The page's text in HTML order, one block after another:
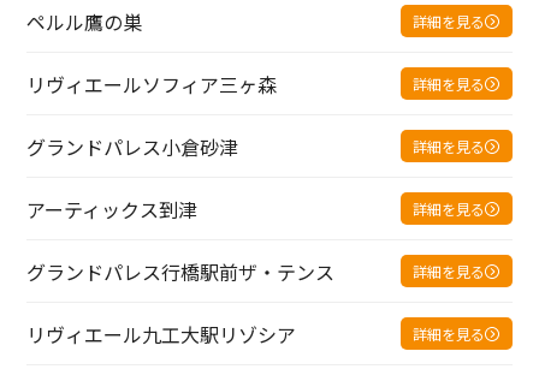
ペルル鷹の巣 詳細を見る
リヴィエールソフィア三ヶ森 詳細を見る
グランドパレス小倉砂津 詳細を見る
アーティックス到津 詳細を見る
グランドパレス行橋駅前ザ・テンス 詳細を見る
リヴィエール九工大駅リゾシア 詳細を見る